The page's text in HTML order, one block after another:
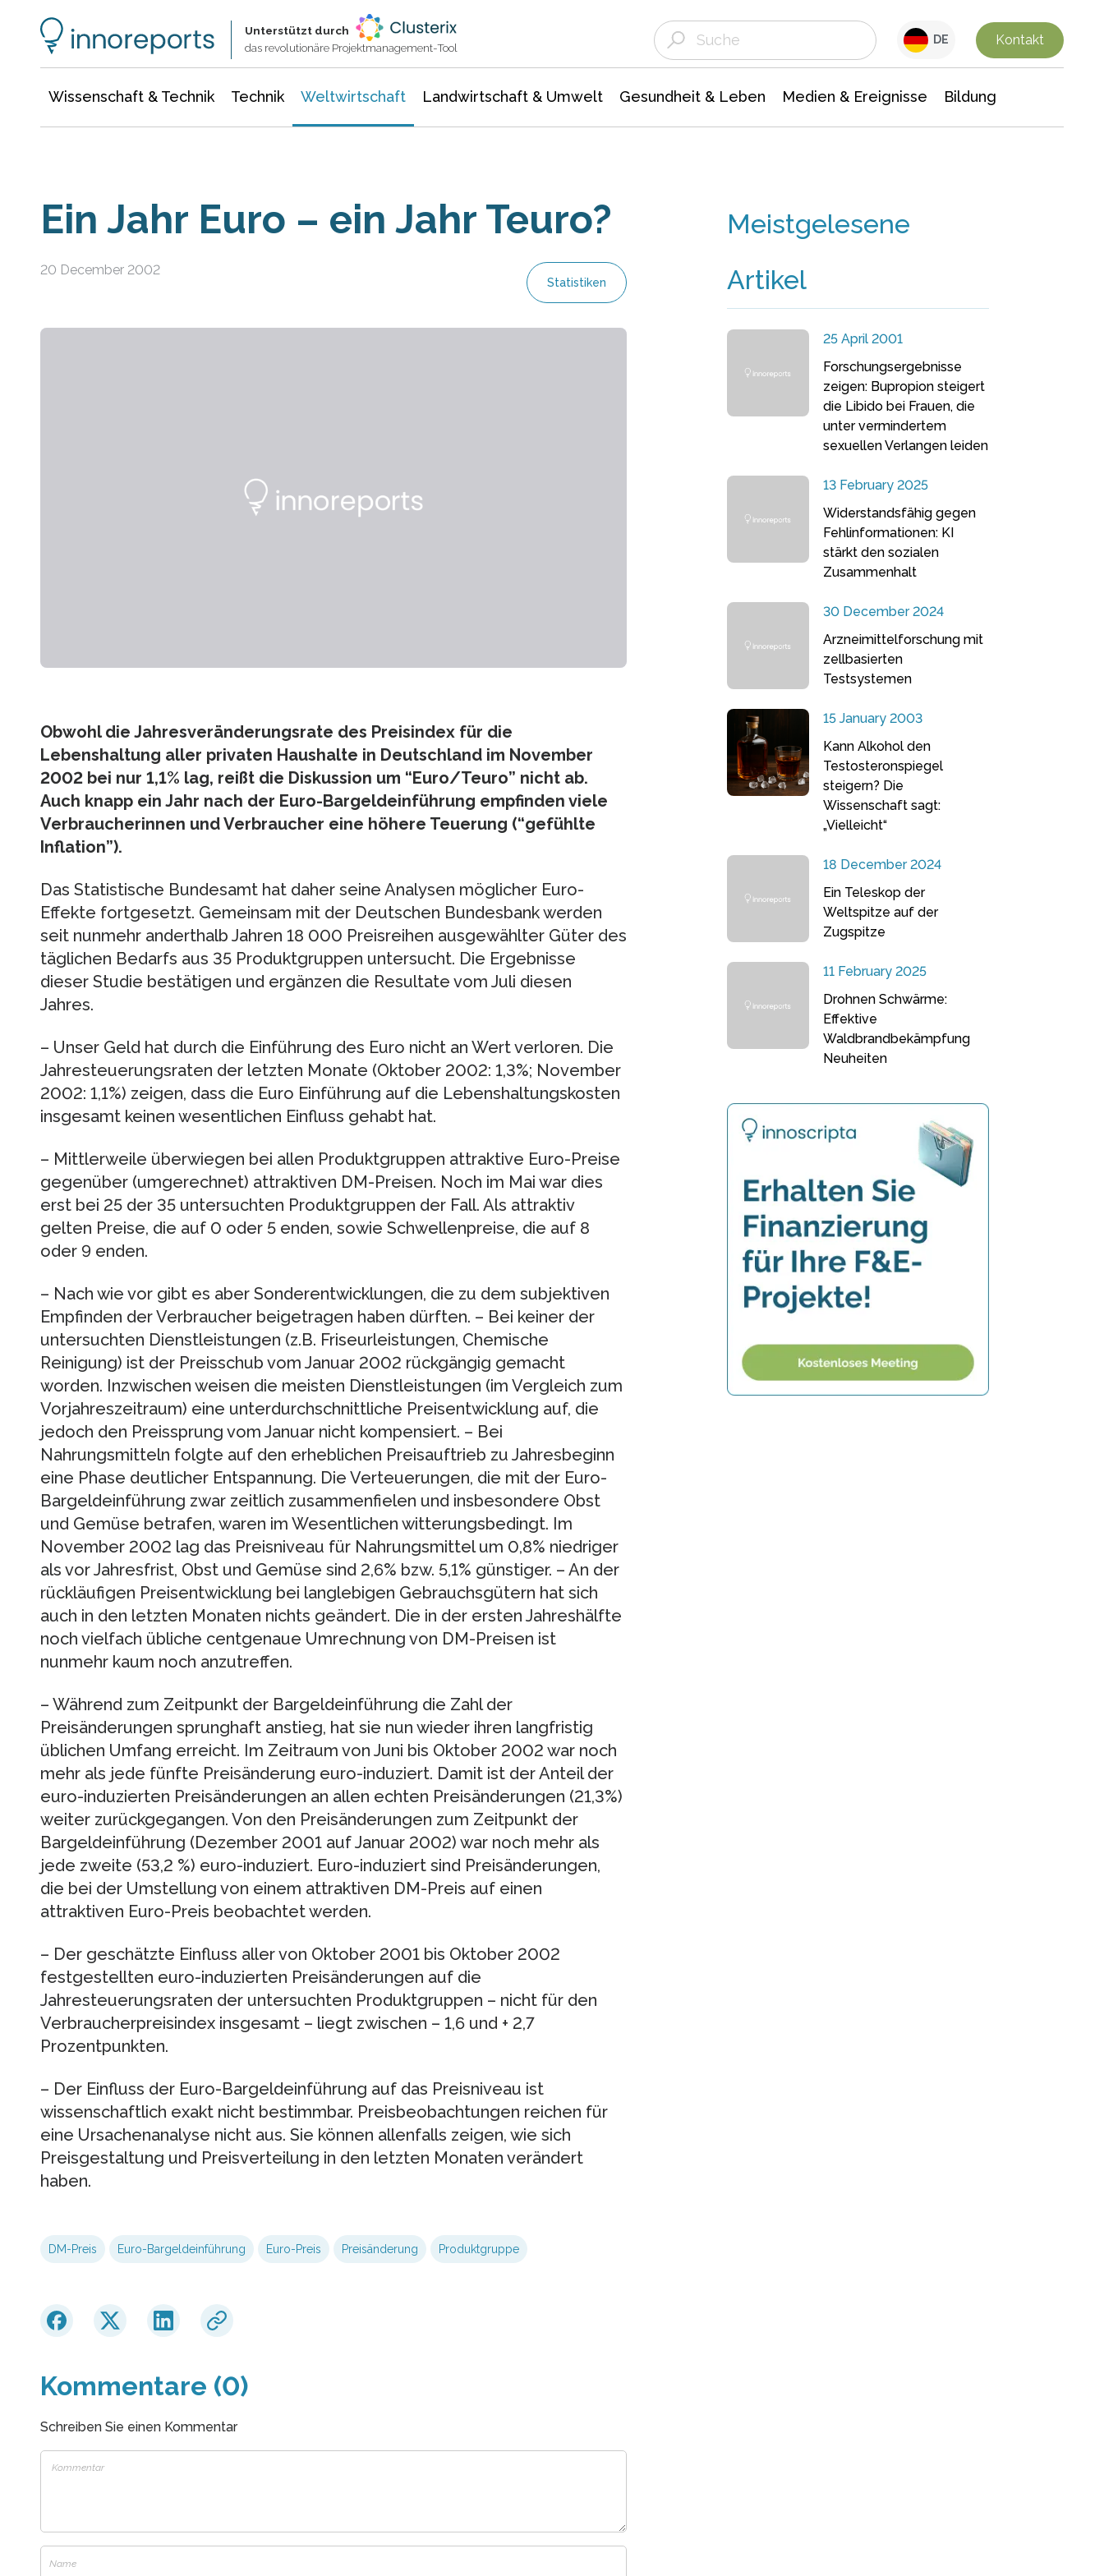
Unterstützt durch
das revolutionäre Projektmanagement-Tool
DE Kontakt
Wissenschaft & Technik Technik Weltwirtschaft Landwirtschaft & Umwelt Gesundheit & Leben Medien & Ereignisse Bildung
Ein Jahr Euro – ein Jahr Teuro?
20 December 2002
Statistiken
Obwohl die Jahresveränderungsrate des Preisindex für die
Lebenshaltung aller privaten Haushalte in Deutschland im November
2002 bei nur 1,1% lag, reißt die Diskussion um “Euro/Teuro” nicht ab.
Auch knapp ein Jahr nach der Euro-Bargeldeinführung empfinden viele
Verbraucherinnen und Verbraucher eine höhere Teuerung (“gefühlte
Inflation”).
Das Statistische Bundesamt hat daher seine Analysen möglicher Euro-
Effekte fortgesetzt. Gemeinsam mit der Deutschen Bundesbank werden
seit nunmehr anderthalb Jahren 18 000 Preisreihen ausgewählter Güter des
täglichen Bedarfs aus 35 Produktgruppen untersucht. Die Ergebnisse
dieser Studie bestätigen und ergänzen die Resultate vom Juli diesen
Jahres.
– Unser Geld hat durch die Einführung des Euro nicht an Wert verloren. Die
Jahresteuerungsraten der letzten Monate (Oktober 2002: 1,3%; November
2002: 1,1%) zeigen, dass die Euro Einführung auf die Lebenshaltungskosten
insgesamt keinen wesentlichen Einfluss gehabt hat.
– Mittlerweile überwiegen bei allen Produktgruppen attraktive Euro-Preise
gegenüber (umgerechnet) attraktiven DM-Preisen. Noch im Mai war dies
erst bei 25 der 35 untersuchten Produktgruppen der Fall. Als attraktiv
gelten Preise, die auf 0 oder 5 enden, sowie Schwellenpreise, die auf 8
oder 9 enden.
– Nach wie vor gibt es aber Sonderentwicklungen, die zu dem subjektiven
Empfinden der Verbraucher beigetragen haben dürften. – Bei keiner der
untersuchten Dienstleistungen (z.B. Friseurleistungen, Chemische
Reinigung) ist der Preisschub vom Januar 2002 rückgängig gemacht
worden. Inzwischen weisen die meisten Dienstleistungen (im Vergleich zum
Vorjahreszeitraum) eine unterdurchschnittliche Preisentwicklung auf, die
jedoch den Preissprung vom Januar nicht kompensiert. – Bei
Nahrungsmitteln folgte auf den erheblichen Preisauftrieb zu Jahresbeginn
eine Phase deutlicher Entspannung. Die Verteuerungen, die mit der Euro-
Bargeldeinführung zwar zeitlich zusammenfielen und insbesondere Obst
und Gemüse betrafen, waren im Wesentlichen witterungsbedingt. Im
November 2002 lag das Preisniveau für Nahrungsmittel um 0,8% niedriger
als vor Jahresfrist, Obst und Gemüse sind 2,6% bzw. 5,1% günstiger. – An der
rückläufigen Preisentwicklung bei langlebigen Gebrauchsgütern hat sich
auch in den letzten Monaten nichts geändert. Die in der ersten Jahreshälfte
noch vielfach übliche centgenaue Umrechnung von DM-Preisen ist
nunmehr kaum noch anzutreffen.
– Während zum Zeitpunkt der Bargeldeinführung die Zahl der
Preisänderungen sprunghaft anstieg, hat sie nun wieder ihren langfristig
üblichen Umfang erreicht. Im Zeitraum von Juni bis Oktober 2002 war noch
mehr als jede fünfte Preisänderung euro-induziert. Damit ist der Anteil der
euro-induzierten Preisänderungen an allen echten Preisänderungen (21,3%)
weiter zurückgegangen. Von den Preisänderungen zum Zeitpunkt der
Bargeldeinführung (Dezember 2001 auf Januar 2002) war noch mehr als
jede zweite (53,2 %) euro-induziert. Euro-induziert sind Preisänderungen,
die bei der Umstellung von einem attraktiven DM-Preis auf einen
attraktiven Euro-Preis beobachtet werden.
– Der geschätzte Einfluss aller von Oktober 2001 bis Oktober 2002
festgestellten euro-induzierten Preisänderungen auf die
Jahresteuerungsraten der untersuchten Produktgruppen – nicht für den
Verbraucherpreisindex insgesamt – liegt zwischen – 1,6 und + 2,7
Prozentpunkten.
– Der Einfluss der Euro-Bargeldeinführung auf das Preisniveau ist
wissenschaftlich exakt nicht bestimmbar. Preisbeobachtungen reichen für
eine Ursachenanalyse nicht aus. Sie können allenfalls zeigen, wie sich
Preisgestaltung und Preisverteilung in den letzten Monaten verändert
haben.
DM-Preis Euro-Bargeldeinführung Euro-Preis Preisänderung Produktgruppe
Kommentare (0)
Schreiben Sie einen Kommentar
Meistgelesene
Artikel
25 April 2001
Forschungsergebnisse
zeigen: Bupropion steigert
die Libido bei Frauen, die
unter vermindertem
sexuellen Verlangen leiden
13 February 2025
Widerstandsfähig gegen
Fehlinformationen: KI
stärkt den sozialen
Zusammenhalt
30 December 2024
Arzneimittelforschung mit
zellbasierten
Testsystemen
15 January 2003
Kann Alkohol den
Testosteronspiegel
steigern? Die
Wissenschaft sagt:
„Vielleicht“
18 December 2024
Ein Teleskop der
Weltspitze auf der
Zugspitze
11 February 2025
Drohnen Schwärme:
Effektive
Waldbrandbekämpfung
Neuheiten